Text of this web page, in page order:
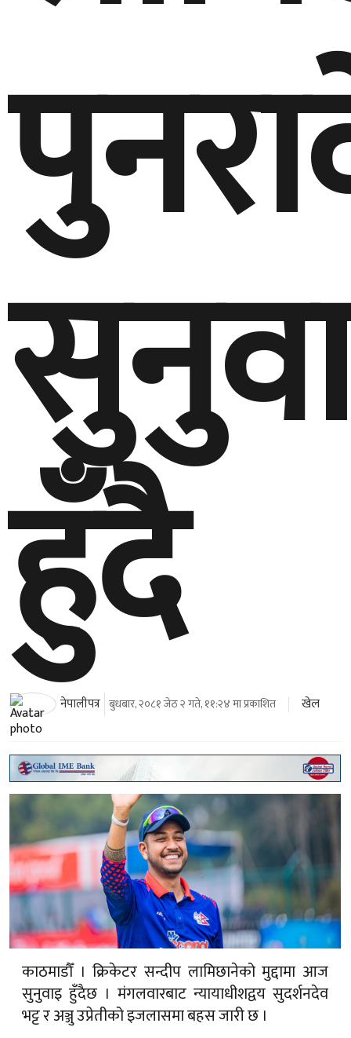
हुँदै
नेपालीपत्र बुधबार, २०८१ जेठ २ गते, ११:२४ मा प्रकाशित खेल
काठमाडौँ । क्रिकेटर सन्दीप लामिछानेको मुद्दामा आज
सुनुवाइ हुँदैछ । मंगलवारबाट न्यायाधीशद्वय सुदर्शनदेव
भट्ट र अञ्जु उप्रेतीको इजलासमा बहस जारी छ ।